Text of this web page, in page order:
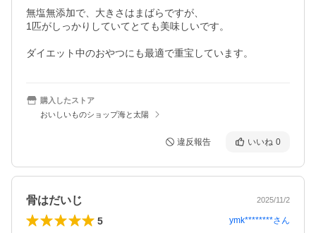
無塩無添加で、大きさはまばらですが、
1匹がしっかりしていてとても美味しいです。
ダイエット中のおやつにも最適で重宝しています。
購入したストア
おいしいものショップ海と太陽
違反報告 いいね 0
骨はだいじ 2025/11/2
5 ymk********さん